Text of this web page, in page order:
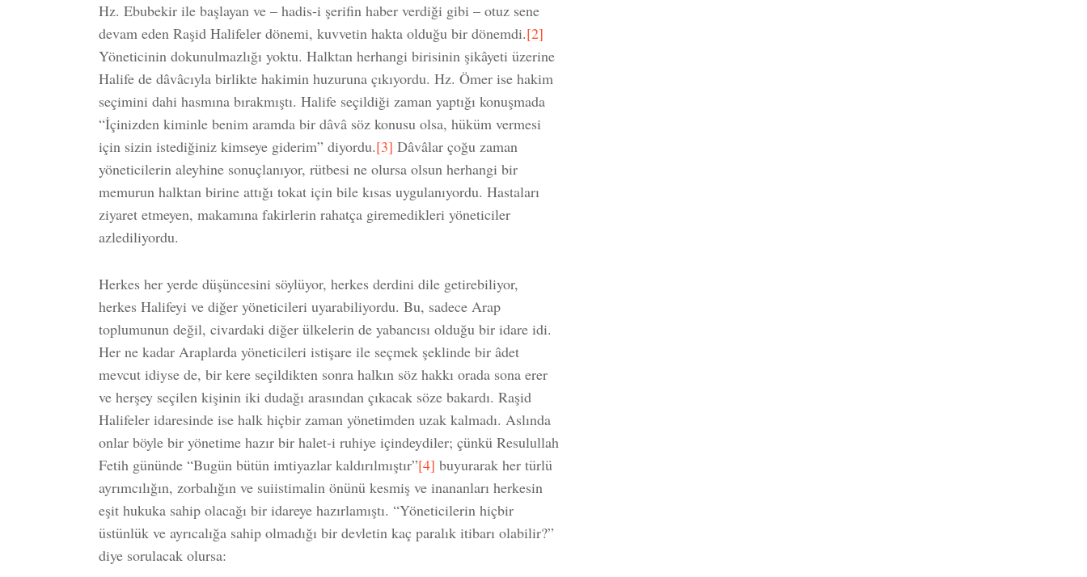
Hz. Ebubekir ile başlayan ve – hadis-i şerifin haber verdiği gibi – otuz sene
devam eden Raşid Halifeler dönemi, kuvvetin hakta olduğu bir dönemdi.[2]
Yöneticinin dokunulmazlığı yoktu. Halktan herhangi birisinin şikâyeti üzerine
Halife de dâvâcıyla birlikte hakimin huzuruna çıkıyordu. Hz. Ömer ise hakim
seçimini dahi hasmına bırakmıştı. Halife seçildiği zaman yaptığı konuşmada
“İçinizden kiminle benim aramda bir dâvâ söz konusu olsa, hüküm vermesi
için sizin istediğiniz kimseye giderim” diyordu.[3] Dâvâlar çoğu zaman
yöneticilerin aleyhine sonuçlanıyor, rütbesi ne olursa olsun herhangi bir
memurun halktan birine attığı tokat için bile kısas uygulanıyordu. Hastaları
ziyaret etmeyen, makamına fakirlerin rahatça giremedikleri yöneticiler
azlediliyordu.
Herkes her yerde düşüncesini söylüyor, herkes derdini dile getirebiliyor,
herkes Halifeyi ve diğer yöneticileri uyarabiliyordu. Bu, sadece Arap
toplumunun değil, civardaki diğer ülkelerin de yabancısı olduğu bir idare idi.
Her ne kadar Araplarda yöneticileri istişare ile seçmek şeklinde bir âdet
mevcut idiyse de, bir kere seçildikten sonra halkın söz hakkı orada sona erer
ve herşey seçilen kişinin iki dudağı arasından çıkacak söze bakardı. Raşid
Halifeler idaresinde ise halk hiçbir zaman yönetimden uzak kalmadı. Aslında
onlar böyle bir yönetime hazır bir halet-i ruhiye içindeydiler; çünkü Resulullah
Fetih gününde “Bugün bütün imtiyazlar kaldırılmıştır”[4] buyurarak her türlü
ayrımcılığın, zorbalığın ve suiistimalin önünü kesmiş ve inananları herkesin
eşit hukuka sahip olacağı bir idareye hazırlamıştı. “Yöneticilerin hiçbir
üstünlük ve ayrıcalığa sahip olmadığı bir devletin kaç paralık itibarı olabilir?”
diye sorulacak olursa: